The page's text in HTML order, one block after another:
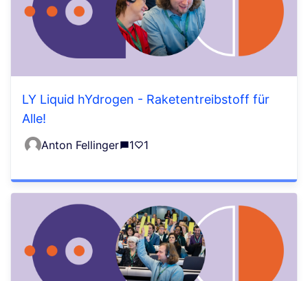
LY Liquid hYdrogen - Raketentreibstoff für
Alle!
Anton Fellinger 1 1